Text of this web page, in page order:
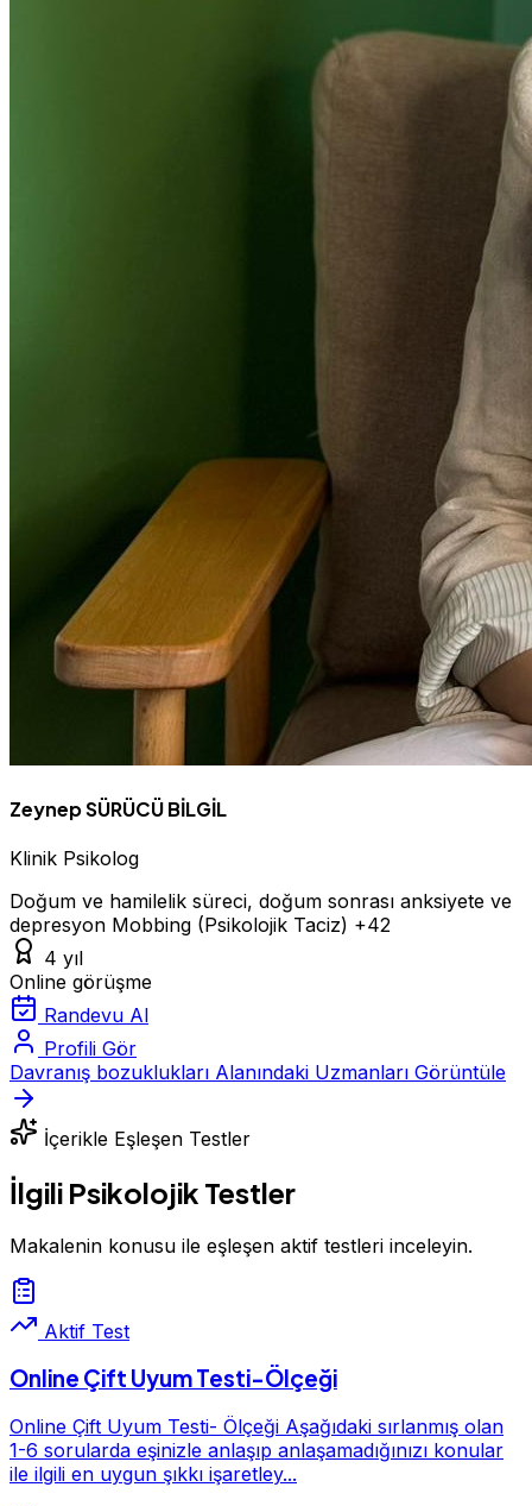
Zeynep SÜRÜCÜ BİLGİL
Klinik Psikolog
Doğum ve hamilelik süreci, doğum sonrası anksiyete ve
depresyon Mobbing (Psikolojik Taciz) +42
4 yıl
Online görüşme
Randevu Al
Profili Gör
Davranış bozuklukları Alanındaki Uzmanları Görüntüle
İçerikle Eşleşen Testler
İlgili Psikolojik Testler
Makalenin konusu ile eşleşen aktif testleri inceleyin.
Aktif Test
Online Çift Uyum Testi-Ölçeği
Online Çift Uyum Testi- Ölçeği Aşağıdaki sırlanmış olan
1-6 sorularda eşinizle anlaşıp anlaşamadığınızı konular
ile ilgili en uygun şıkkı işaretley...